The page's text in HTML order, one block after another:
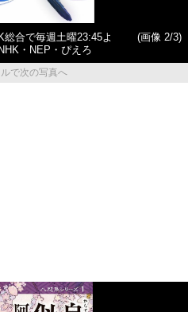
合で毎週土曜23:45よ
・NEP・ぴえろ
(画像 2/3)
で次の写真へ